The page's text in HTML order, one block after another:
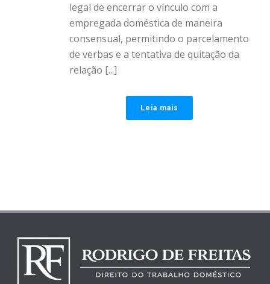
legal de encerrar o vínculo com a
empregada doméstica de maneira
consensual, permitindo o parcelamento
de verbas e a tentativa de quitação da
relação [...]
Leia mais